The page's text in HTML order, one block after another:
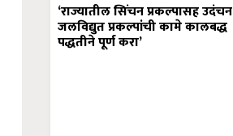
‘राज्यातील सिंचन प्रकल्पासह उदंचन
जलविद्युत प्रकल्पांची कामे कालबद्ध
पद्धतीने पूर्ण करा’